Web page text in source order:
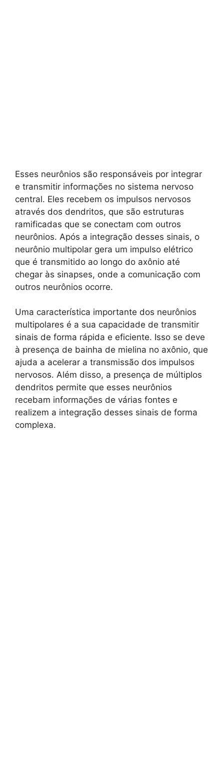
Esses neurônios são responsáveis por integrar
e transmitir informações no sistema nervoso
central. Eles recebem os impulsos nervosos
através dos dendritos, que são estruturas
ramificadas que se conectam com outros
neurônios. Após a integração desses sinais, o
neurônio multipolar gera um impulso elétrico
que é transmitido ao longo do axônio até
chegar às sinapses, onde a comunicação com
outros neurônios ocorre.
Uma característica importante dos neurônios
multipolares é a sua capacidade de transmitir
sinais de forma rápida e eficiente. Isso se deve
à presença de bainha de mielina no axônio, que
ajuda a acelerar a transmissão dos impulsos
nervosos. Além disso, a presença de múltiplos
dendritos permite que esses neurônios
recebam informações de várias fontes e
realizem a integração desses sinais de forma
complexa.